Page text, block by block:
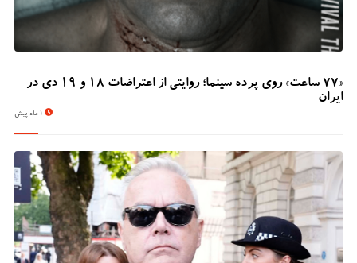
«۷۷ ساعت» روی پرده سینما؛ روایتی از اعتراضات ۱۸ و ۱۹ دی در
ایران